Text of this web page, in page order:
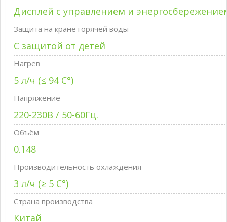
Дисплей с управлением и
Защита на кране горячей воды
С защитой от детей
Нагрев
5 л/ч (≤ 94 C°)
Напряжение
220-230В / 50-60Гц.
Объём
0.148
Производительность охлаждения
3 л/ч (≥ 5 C°)
Страна производства
Китай